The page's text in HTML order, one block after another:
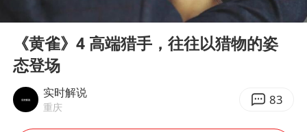
A股开盘：民爆、CPO等概念走强
Play
04:33
《黄雀》4 高端猎手，往往以猎物的姿
态登场
实时解说
重庆 83